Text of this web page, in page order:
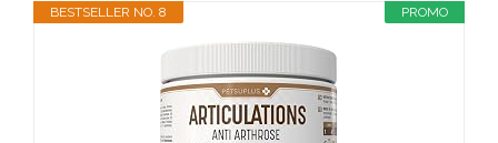
PROMO
BESTSELLER NO. 8